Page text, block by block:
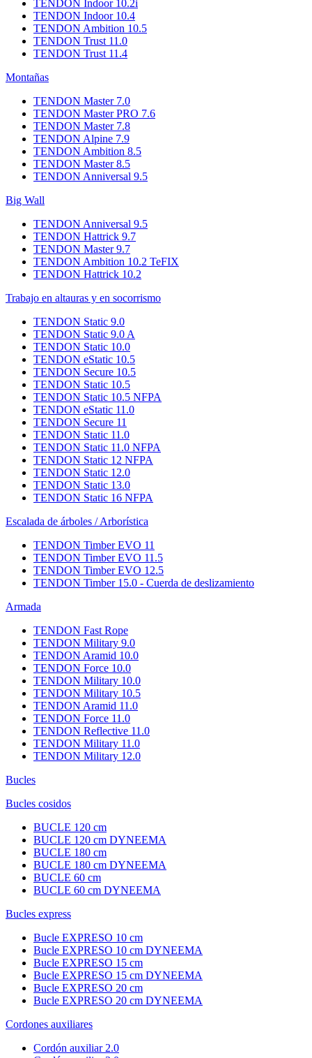
TENDON Indoor 10.2i
TENDON Indoor 10.4
TENDON Ambition 10.5
TENDON Trust 11.0
TENDON Trust 11.4
Montañas
TENDON Master 7.0
TENDON Master PRO 7.6
TENDON Master 7.8
TENDON Alpine 7.9
TENDON Ambition 8.5
TENDON Master 8.5
TENDON Anniversal 9.5
Big Wall
TENDON Anniversal 9.5
TENDON Hattrick 9.7
TENDON Master 9.7
TENDON Ambition 10.2 TeFIX
TENDON Hattrick 10.2
Trabajo en altauras y en socorrismo
TENDON Static 9.0
TENDON Static 9.0 A
TENDON Static 10.0
TENDON eStatic 10.5
TENDON Secure 10.5
TENDON Static 10.5
TENDON Static 10.5 NFPA
TENDON eStatic 11.0
TENDON Secure 11
TENDON Static 11.0
TENDON Static 11.0 NFPA
TENDON Static 12 NFPA
TENDON Static 12.0
TENDON Static 13.0
TENDON Static 16 NFPA
Escalada de árboles / Arborística
TENDON Timber EVO 11
TENDON Timber EVO 11.5
TENDON Timber EVO 12.5
TENDON Timber 15.0 - Cuerda de deslizamiento
Armada
TENDON Fast Rope
TENDON Military 9.0
TENDON Aramid 10.0
TENDON Force 10.0
TENDON Military 10.0
TENDON Military 10.5
TENDON Aramid 11.0
TENDON Force 11.0
TENDON Reflective 11.0
TENDON Military 11.0
TENDON Military 12.0
Bucles
Bucles cosidos
BUCLE 120 cm
BUCLE 120 cm DYNEEMA
BUCLE 180 cm
BUCLE 180 cm DYNEEMA
BUCLE 60 cm
BUCLE 60 cm DYNEEMA
Bucles express
Bucle EXPRESO 10 cm
Bucle EXPRESO 10 cm DYNEEMA
Bucle EXPRESO 15 cm
Bucle EXPRESO 15 cm DYNEEMA
Bucle EXPRESO 20 cm
Bucle EXPRESO 20 cm DYNEEMA
Cordones auxiliares
Cordón auxiliar 2.0